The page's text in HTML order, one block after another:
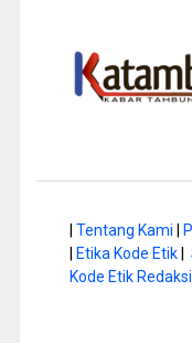
Tentang Kami
Etika Kode Etik|
Kode Etik